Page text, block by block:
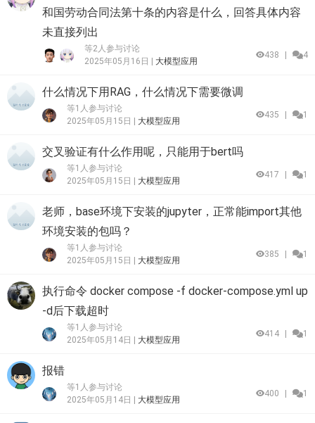
和国劳动合同法第十条的内容是什么，回答具体内容
未直接列出
等2人参与讨论
2025年05月16日 | 大模型应用
438 4
什么情况下用RAG，什么情况下需要微调
等1人参与讨论
2025年05月15日 | 大模型应用
435 1
交叉验证有什么作用呢，只能用于bert吗
等1人参与讨论
2025年05月15日 | 大模型应用
417 1
老师，base环境下安装的jupyter，正常能import其他
环境安装的包吗？
等1人参与讨论
2025年05月15日 | 大模型应用
385 1
执行命令 docker compose -f docker-compose.yml up
-d后下载超时
等1人参与讨论
2025年05月14日 | 大模型应用
414 1
报错
等1人参与讨论
2025年05月14日 | 大模型应用
400 1